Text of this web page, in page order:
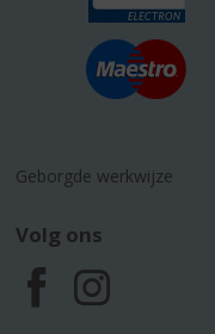
Geborgde werkwijze
Volg ons
F
I